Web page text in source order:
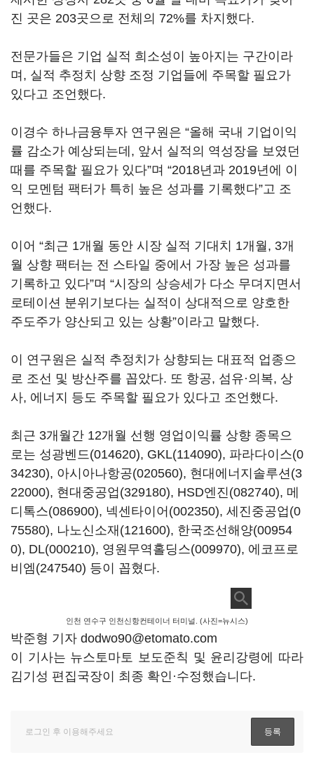
진 곳은 203곳으로 전체의 72%를 차지했다.
전문가들은 기업 실적 희소성이 높아지는 구간이라
며, 실적 추정치 상향 조정 기업들에 주목할 필요가
있다고 조언했다.
이경수 하나금융투자 연구원은 “올해 국내 기업이익
률 감소가 예상되는데, 앞서 실적의 역성장을 보였던
때를 주목할 필요가 있다”며 “2018년과 2019년에 이
익 모멘텀 팩터가 특히 높은 성과를 기록했다”고 조
언했다.
이어 “최근 1개월 동안 시장 실적 기대치 1개월, 3개
월 상향 팩터는 전 스타일 중에서 가장 높은 성과를
기록하고 있다”며 “시장의 상승세가 다소 무뎌지면서
로테이션 분위기보다는 실적이 상대적으로 양호한
주도주가 양산되고 있는 상황”이라고 말했다.
이 연구원은 실적 추정치가 상향되는 대표적 업종으
로 조선 및 방산주를 꼽았다. 또 항공, 섬유·의복, 상
사, 에너지 등도 주목할 필요가 있다고 조언했다.
최근 3개월간 12개월 선행 영업이익률 상향 종목으
로는 성광벤드(014620), GKL(114090), 파라다이스(0
34230), 아시아나항공(020560), 현대에너지솔루션(3
22000), 현대중공업(329180), HSD엔진(082740), 메
디톡스(086900), 넥센타이어(002350), 세진중공업(0
75580), 나노신소재(121600), 한국조선해양(00954
0), DL(000210), 영원무역홀딩스(009970), 에코프로
비엠(247540) 등이 꼽혔다.
인천 연수구 인천신항컨테이너 터미널. (사진=뉴시스)
박준형 기자 dodwo90@etomato.com
이 기사는 뉴스토마토 보도준칙 및 윤리강령에 따라
김기성 편집국장이 최종 확인·수정했습니다.